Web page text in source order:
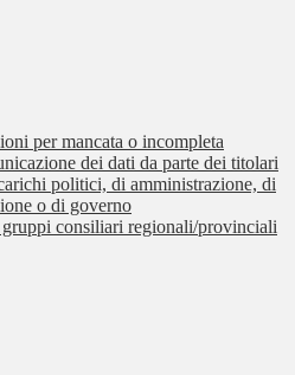
per mancata o incompleta
dei dati da parte dei titolari
politici, di amministrazione, di
o di governo
consiliari regionali/provinciali